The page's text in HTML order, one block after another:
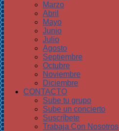
Marzo
Abril
Mayo
Junio
Julio
Agosto
Septiembre
Octubre
Noviembre
Diciembre
CONTACTO
Sube tu grupo
Sube un concierto
Suscríbete
Trabaja Con Nosotros